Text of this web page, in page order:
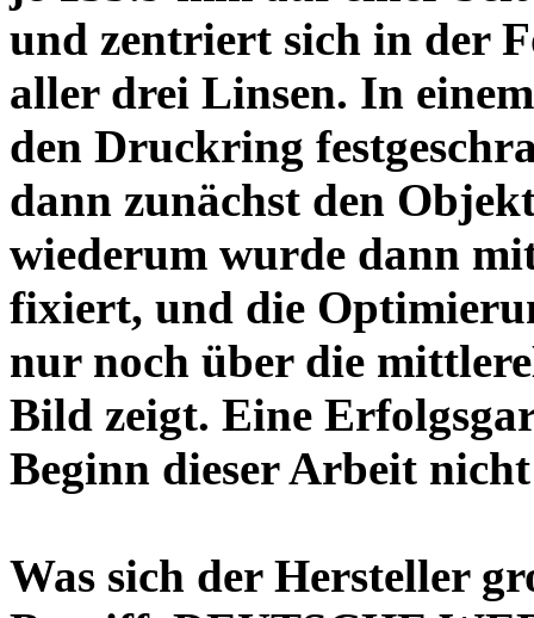
und zentriert sich in der
aller drei Linsen. In
den Druckring
dann zunächst den
wiederum wurde dann
fixiert, und die
nur noch über die
Bild zeigt. Eine
Beginn dieser Arbeit
Was sich der Hersteller